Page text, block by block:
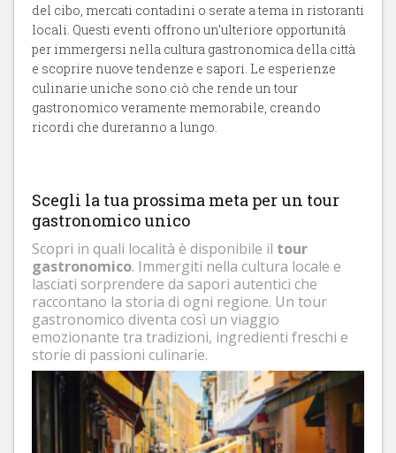
del cibo, mercati contadini o serate a tema in ristoranti
locali. Questi eventi offrono un'ulteriore opportunità
per immergersi nella cultura gastronomica della città
e scoprire nuove tendenze e sapori. Le esperienze
culinarie uniche sono ciò che rende un tour
gastronomico veramente memorabile, creando
ricordi che dureranno a lungo.
Scegli la tua prossima meta per un tour
gastronomico unico
Scopri in quali località è disponibile il tour
gastronomico. Immergiti nella cultura locale e
lasciati sorprendere da sapori autentici che
raccontano la storia di ogni regione. Un tour
gastronomico diventa così un viaggio
emozionante tra tradizioni, ingredienti freschi e
storie di passioni culinarie.